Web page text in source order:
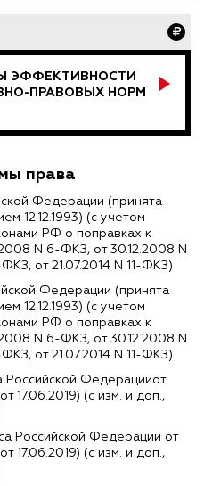
ЭФФЕКТИВНОСТИ
ПРАВОВЫХ НОРМ
права
Федерации (принята
12.12.1993) (с учетом
РФ о поправках к
N 6-ФКЗ, от 30.12.2008 N
от 21.07.2014 N 11-ФКЗ)
Федерации (принята
12.12.1993) (с учетом
РФ о поправках к
N 6-ФКЗ, от 30.12.2008 N
от 21.07.2014 N 11-ФКЗ)
Российской Федерацииот
17.06.2019) (с изм. и доп.,
Российской Федерации от
17.06.2019) (с изм. и доп.,